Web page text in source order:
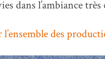
dans l’ambiance très
des